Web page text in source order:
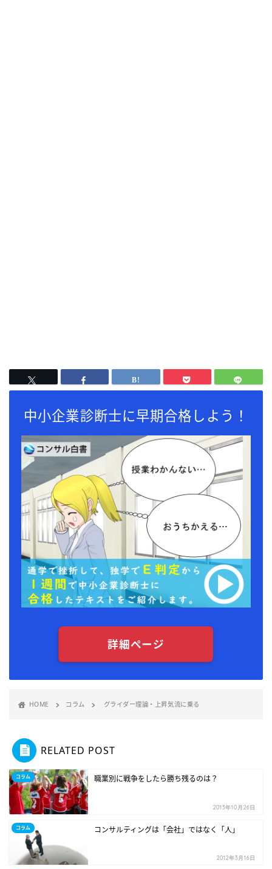
中小企業診断士に早期合格しよう！
詳細ページ
HOME コラム グライダー理論・上昇気流に乗る
RELATED POST
コラム 職業別に戦争をしたら勝ち残るのは？
2013年10月26日
コラム コンサルティングは「会社」ではなく「人」
2012年3月16日